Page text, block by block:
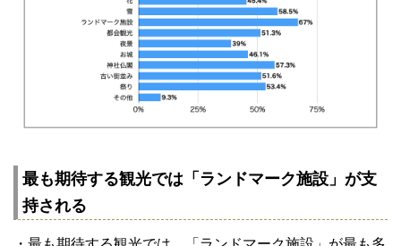
最も期待する観光では「ランドマーク施設」が支
持される